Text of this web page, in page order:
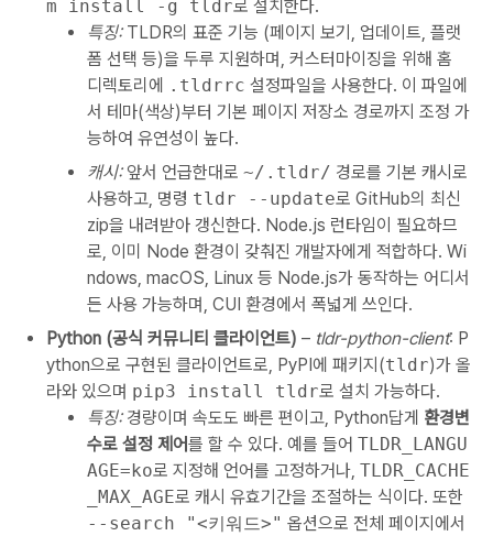
m install -g tldr로 설치한다.
특징:TLDR의 표준 기능 (페이지 보기, 업데이트, 플랫
폼 선택 등)을 두루 지원하며, 커스터마이징을 위해 홈
디렉토리에
.tldrrc 설정파일을 사용한다. 이 파일에
서 테마(색상)부터 기본 페이지 저장소 경로까지 조정 가
능하여 유연성이 높다.
캐시:앞서 언급한대로 ~/.tldr/ 경로를 기본 캐시로
사용하고, 명령 tldr --update로 GitHub의 최신
zip을 내려받아 갱신한다. Node.js 런타임이 필요하므
로, 이미 Node 환경이 갖춰진 개발자에게 적합하다. Wi
ndows, macOS, Linux 등 Node.js가 동작하는 어디서
든 사용 가능하며, CUI 환경에서 폭넓게 쓰인다.
Python (공식 커뮤니티 클라이언트) – tldr-python-client: P
ython으로 구현된 클라이언트로, PyPI에 패키지(tldr)가 올
라와 있으며 pip3 install tldr로 설치 가능하다.
특징:경량이며 속도도 빠른 편이고, Python답게 환경변
수로 설정 제어를 할 수 있다. 예를 들어 TLDR_LANGU
AGE=ko로 지정해 언어를 고정하거나, TLDR_CACHE
_MAX_AGE로 캐시 유효기간을 조절하는 식이다. 또한
--search "<키워드>" 옵션으로 전체 페이지에서